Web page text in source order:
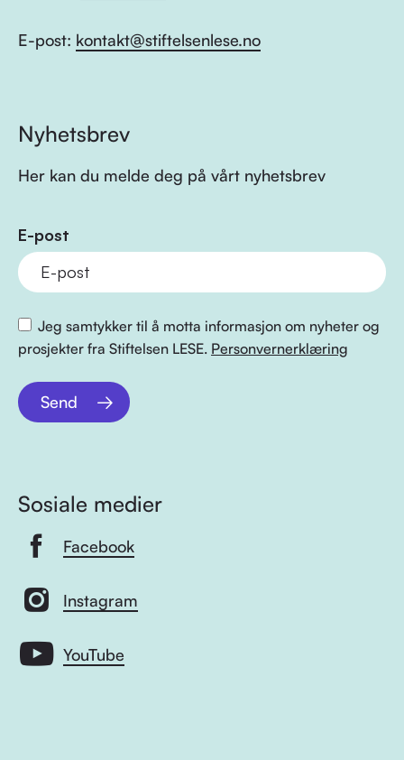
E-post: kontakt@stiftelsenlese.no
Nyhetsbrev
Her kan du melde deg på vårt nyhetsbrev
E-post
Jeg samtykker til å motta informasjon om nyheter og
prosjekter fra Stiftelsen LESE. Personvernerklæring
Send
Sosiale medier
Facebook
Instagram
YouTube